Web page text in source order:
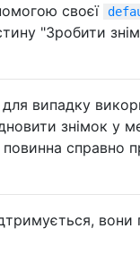
своєї
"Зробити
випадку
знімок у
справно